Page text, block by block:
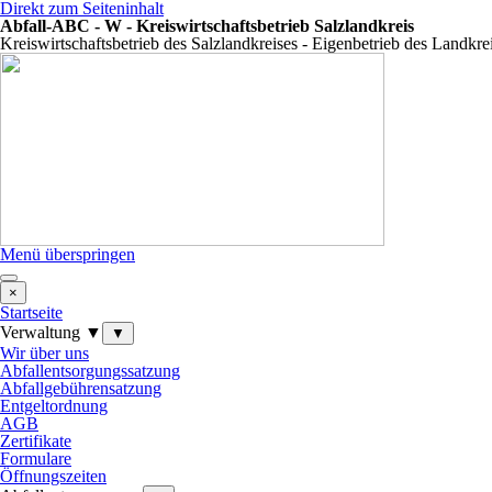
Direkt zum Seiteninhalt
Abfall-ABC - W - Kreiswirtschaftsbetrieb Salzlandkreis
Kreiswirtschaftsbetrieb des Salzlandkreises - Eigenbetrieb des
Menü überspringen
×
Startseite
Verwaltung ▼
▼
Wir über uns
Abfallentsorgungssatzung
Abfallgebührensatzung
Entgeltordnung
AGB
Zertifikate
Formulare
Öffnungszeiten